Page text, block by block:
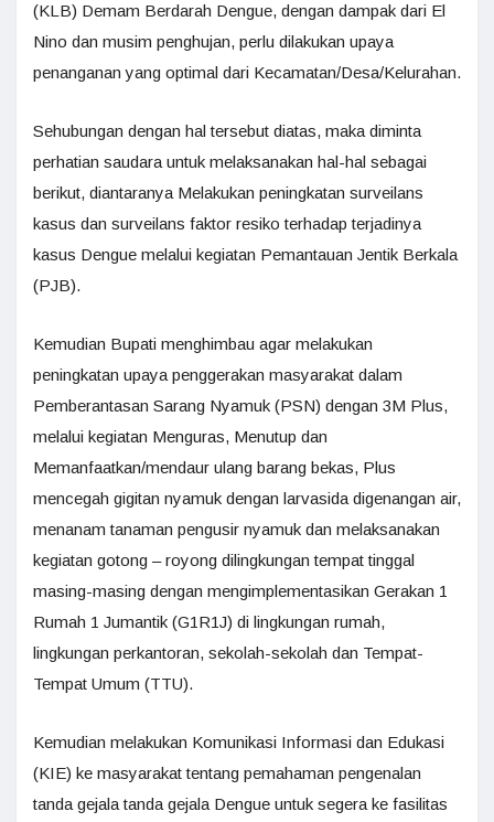
(KLB) Demam Berdarah Dengue, dengan dampak dari El
Nino dan musim penghujan, perlu dilakukan upaya
penanganan yang optimal dari Kecamatan/Desa/Kelurahan.
Sehubungan dengan hal tersebut diatas, maka diminta
perhatian saudara untuk melaksanakan hal-hal sebagai
berikut, diantaranya Melakukan peningkatan surveilans
kasus dan surveilans faktor resiko terhadap terjadinya
kasus Dengue melalui kegiatan Pemantauan Jentik Berkala
(PJB).
Kemudian Bupati menghimbau agar melakukan
peningkatan upaya penggerakan masyarakat dalam
Pemberantasan Sarang Nyamuk (PSN) dengan 3M Plus,
melalui kegiatan Menguras, Menutup dan
Memanfaatkan/mendaur ulang barang bekas, Plus
mencegah gigitan nyamuk dengan larvasida digenangan air,
menanam tanaman pengusir nyamuk dan melaksanakan
kegiatan gotong – royong dilingkungan tempat tinggal
masing-masing dengan mengimplementasikan Gerakan 1
Rumah 1 Jumantik (G1R1J) di lingkungan rumah,
lingkungan perkantoran, sekolah-sekolah dan Tempat-
Tempat Umum (TTU).
Kemudian melakukan Komunikasi Informasi dan Edukasi
(KIE) ke masyarakat tentang pemahaman pengenalan
tanda gejala tanda gejala Dengue untuk segera ke fasilitas